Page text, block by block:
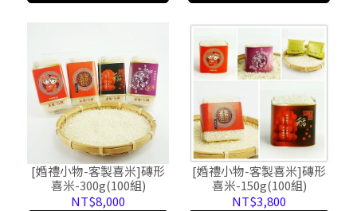
[婚禮小物-客製喜米]磚形
喜米-300g(100組)
NT$8,000
[婚禮小物-客製喜米]磚形
喜米-150g(100組)
NT$3,800